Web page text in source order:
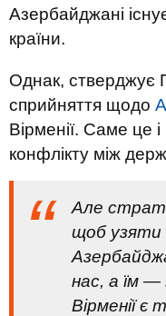
Азербайджані
країни.
Однак, стверджує
сприйняття щодо
Вірменії. Саме це
конфлікту між
Але
щоб узяти
нас, а їм —
Вірменії